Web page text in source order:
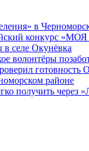
в
конкурс
в селе Окунёвка
волонтёры
готовность
районе
получить через